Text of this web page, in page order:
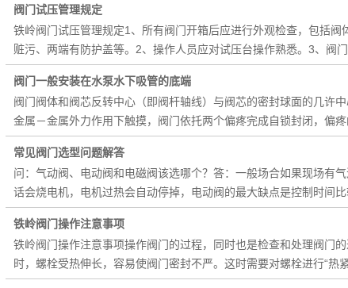
阀门试压管理规定
铁岭阀门试压管理规定1、所有阀门开箱后应进行外观检查，包括
赃污、两端有防护盖等。2、操作人员应对试压台操作熟悉。3、阀
阀门一般安装在水泵水下吸管的底端
阀门阀体和阀芯反转中心（即阀杆轴线）与阀芯的密封球面的几许
金属－金属外力作用下触摸，阀门依托两个偏疼完成自锁封闭，偏
常见阀门选型问题解答
问：气动阀、电动阀和电磁阀该选哪个？答：一般场合如果现场有
话会烧电机，电机过热会自动停掉，电动阀的最大缺点是控制时间
铁岭阀门操作注意事项
铁岭阀门操作注意事项操作阀门的过程，同时也是检查和处理阀门
时，螺栓受热伸长，容易使阀门密封不严。这时需要对螺栓进行“热